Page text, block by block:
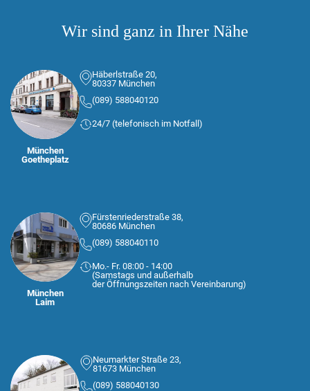
Wir sind ganz in Ihrer Nähe
München
Goetheplatz
Häberlstraße 20,
80337 München
(089) 588040120
24/7 (telefonisch im Notfall)
München
Laim
Fürstenriederstraße 38,
80686 München
(089) 588040110
Mo.- Fr. 08:00 - 14:00
(Samstags und außerhalb
der Öffnungszeiten nach Vereinbarung)
Neumarkter Straße 23,
81673 München
(089) 588040130